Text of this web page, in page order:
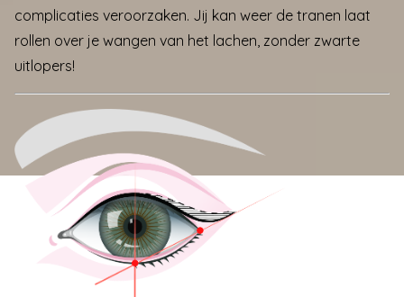
complicaties veroorzaken. Jij kan weer de tranen laat
rollen over je wangen van het lachen, zonder zwarte
uitlopers!